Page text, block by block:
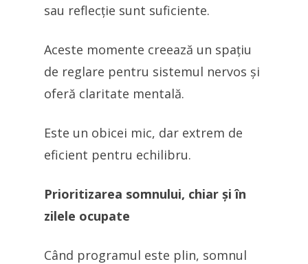
sau reflecție sunt suficiente.
Aceste momente creează un spațiu
de reglare pentru sistemul nervos și
oferă claritate mentală.
Este un obicei mic, dar extrem de
eficient pentru echilibru.
Prioritizarea somnului, chiar și în
zilele ocupate
Când programul este plin, somnul